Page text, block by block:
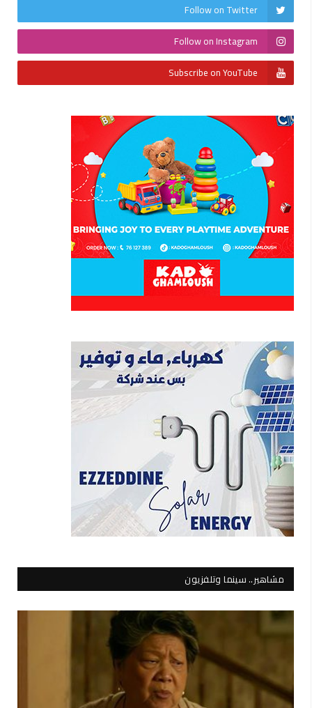
Follow on Twitter
Follow on Instagram
Subscribe on YouTube
مشاهير.. سينما وتلفزيون